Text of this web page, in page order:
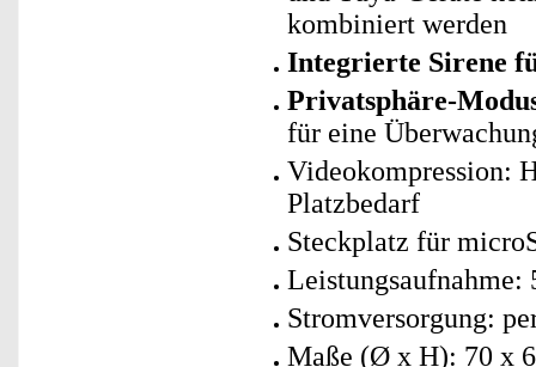
kombiniert werden
Integrierte Sirene
Privatsphäre-
für eine
Videokompression:
Platzbedarf
Steckplatz für
Leistungsaufnahme:
Stromversorgung:
Maße (Ø x H): 70 x